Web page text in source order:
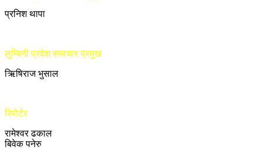
प्रनिश थापा
लुम्बिनी प्रदेश समाचार प्रमुख
ऋिषिराज भुसाल
रिपोर्टर
रामेश्वर ढकाल
बिवेक पनेरु